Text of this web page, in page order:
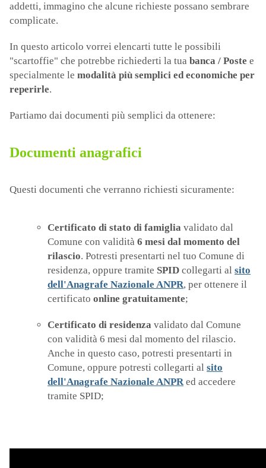
addetti, immagino che alcune richieste possano sembrare
complicate.
In questo articolo vorrei elencarti tutte le possibili
"scartoffie" che potrebbe richiederti la tua banca / Poste e
specialmente le modalità più semplici ed economiche per
reperirle.
Partiamo dai documenti più semplici da ottenere:
Documenti anagrafici
Questi documenti che verranno richiesti sicuramente:
Certificato di stato di famiglia validato dal
Comune con validità 6 mesi dal momento del
rilascio. Potresti presentarti nel tuo Comune di
residenza, oppure tramite SPID collegarti al sito
dell'Anagrafe Nazionale ANPR, per ottenere il
certificato online gratuitamente;
Certificato di residenza validato dal Comune
con validità 6 mesi dal momento del rilascio.
Anche in questo caso, potresti presentarti in
Comune, oppure potresti collegarti al sito
dell'Anagrafe Nazionale ANPRed accedere
tramite SPID;